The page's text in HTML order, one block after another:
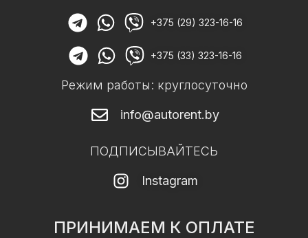
+375 (29) 323-16-16
+375 (33) 323-16-16
Режим работы: круглосуточно
info@autorent.by
ПОДПИСЫВАЙТЕСЬ
Instagram
ПРИНИМАЕМ К ОПЛАТЕ